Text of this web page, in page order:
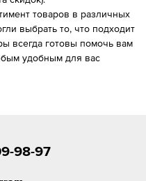
товаров в различных
выбрать то, что подходит
всегда готовы помочь вам
удобным для вас
98-97